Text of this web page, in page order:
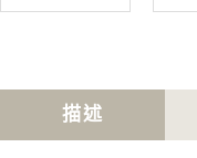
｜
小
意
描述